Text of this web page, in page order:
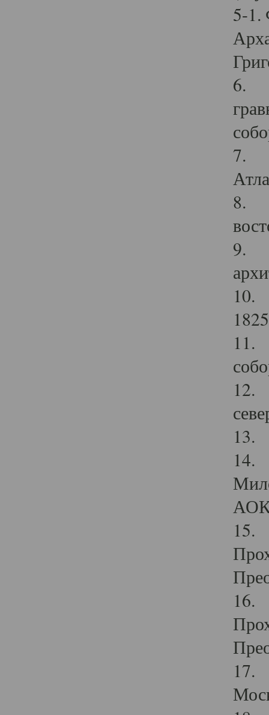
5-1.
6.
7.
8.
9.
10.
11.
12.
13.
14.
15.
16.
17.